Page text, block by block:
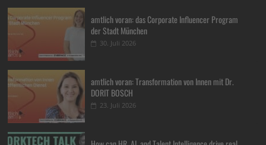
amtlich voran: das Corporate Influencer Program
der Stadt München
30. Juli 2026
amtlich voran: Transformation von Innen mit Dr.
DORIT BOSCH
23. Juli 2026